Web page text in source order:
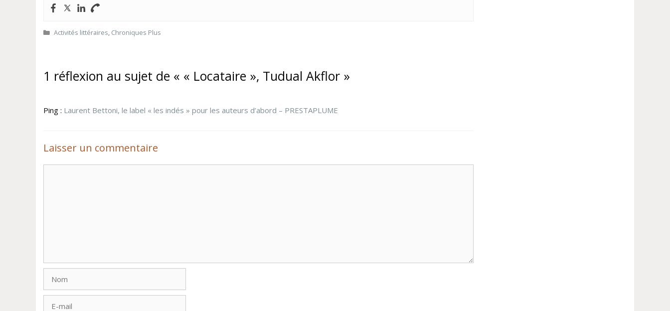
Catégories
Activités littéraires, Chroniques Plus
1 réflexion au sujet de « « Locataire », Tudual Akflor »
Ping : Laurent Bettoni, le label « les indés » pour les auteurs d’abord – PRESTAPLUME
Laisser un commentaire